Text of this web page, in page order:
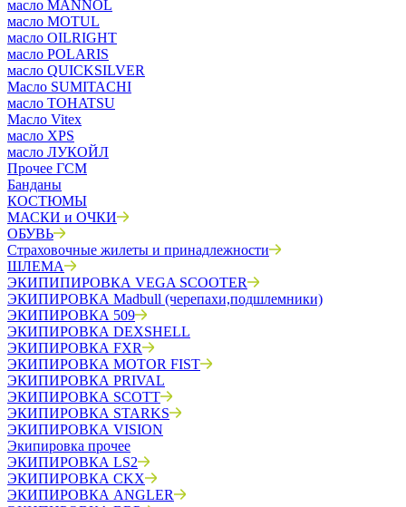
масло MANNOL
масло MOTUL
масло OILRIGHT
масло POLARIS
масло QUICKSILVER
Масло SUMITACHI
масло TOHATSU
Масло Vitex
масло XPS
масло ЛУКОЙЛ
Прочее ГСМ
Банданы
КОСТЮМЫ
МАСКИ и ОЧКИ
ОБУВЬ
Страховочные жилеты и принадлежности
ШЛЕМА
ЭКИПИПИРОВКА VEGA SCOOTER
ЭКИПИРОВКА Madbull (черепахи,подшлемники)
ЭКИПИРОВКА 509
ЭКИПИРОВКА DEXSHELL
ЭКИПИРОВКА FXR
ЭКИПИРОВКА MOTOR FIST
ЭКИПИРОВКА PRIVAL
ЭКИПИРОВКА SCOTT
ЭКИПИРОВКА STARKS
ЭКИПИРОВКА VISION
Экипировка прочее
ЭКИПИРОВКА LS2
ЭКИПИРОВКА CKX
ЭКИПИРОВКА ANGLER